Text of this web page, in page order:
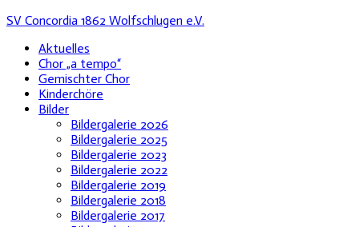
SV Concordia 1862 Wolfschlugen e.V.
Aktuelles
Chor „a tempo“
Gemischter Chor
Kinderchöre
Bilder
Bildergalerie 2026
Bildergalerie 2025
Bildergalerie 2023
Bildergalerie 2022
Bildergalerie 2019
Bildergalerie 2018
Bildergalerie 2017